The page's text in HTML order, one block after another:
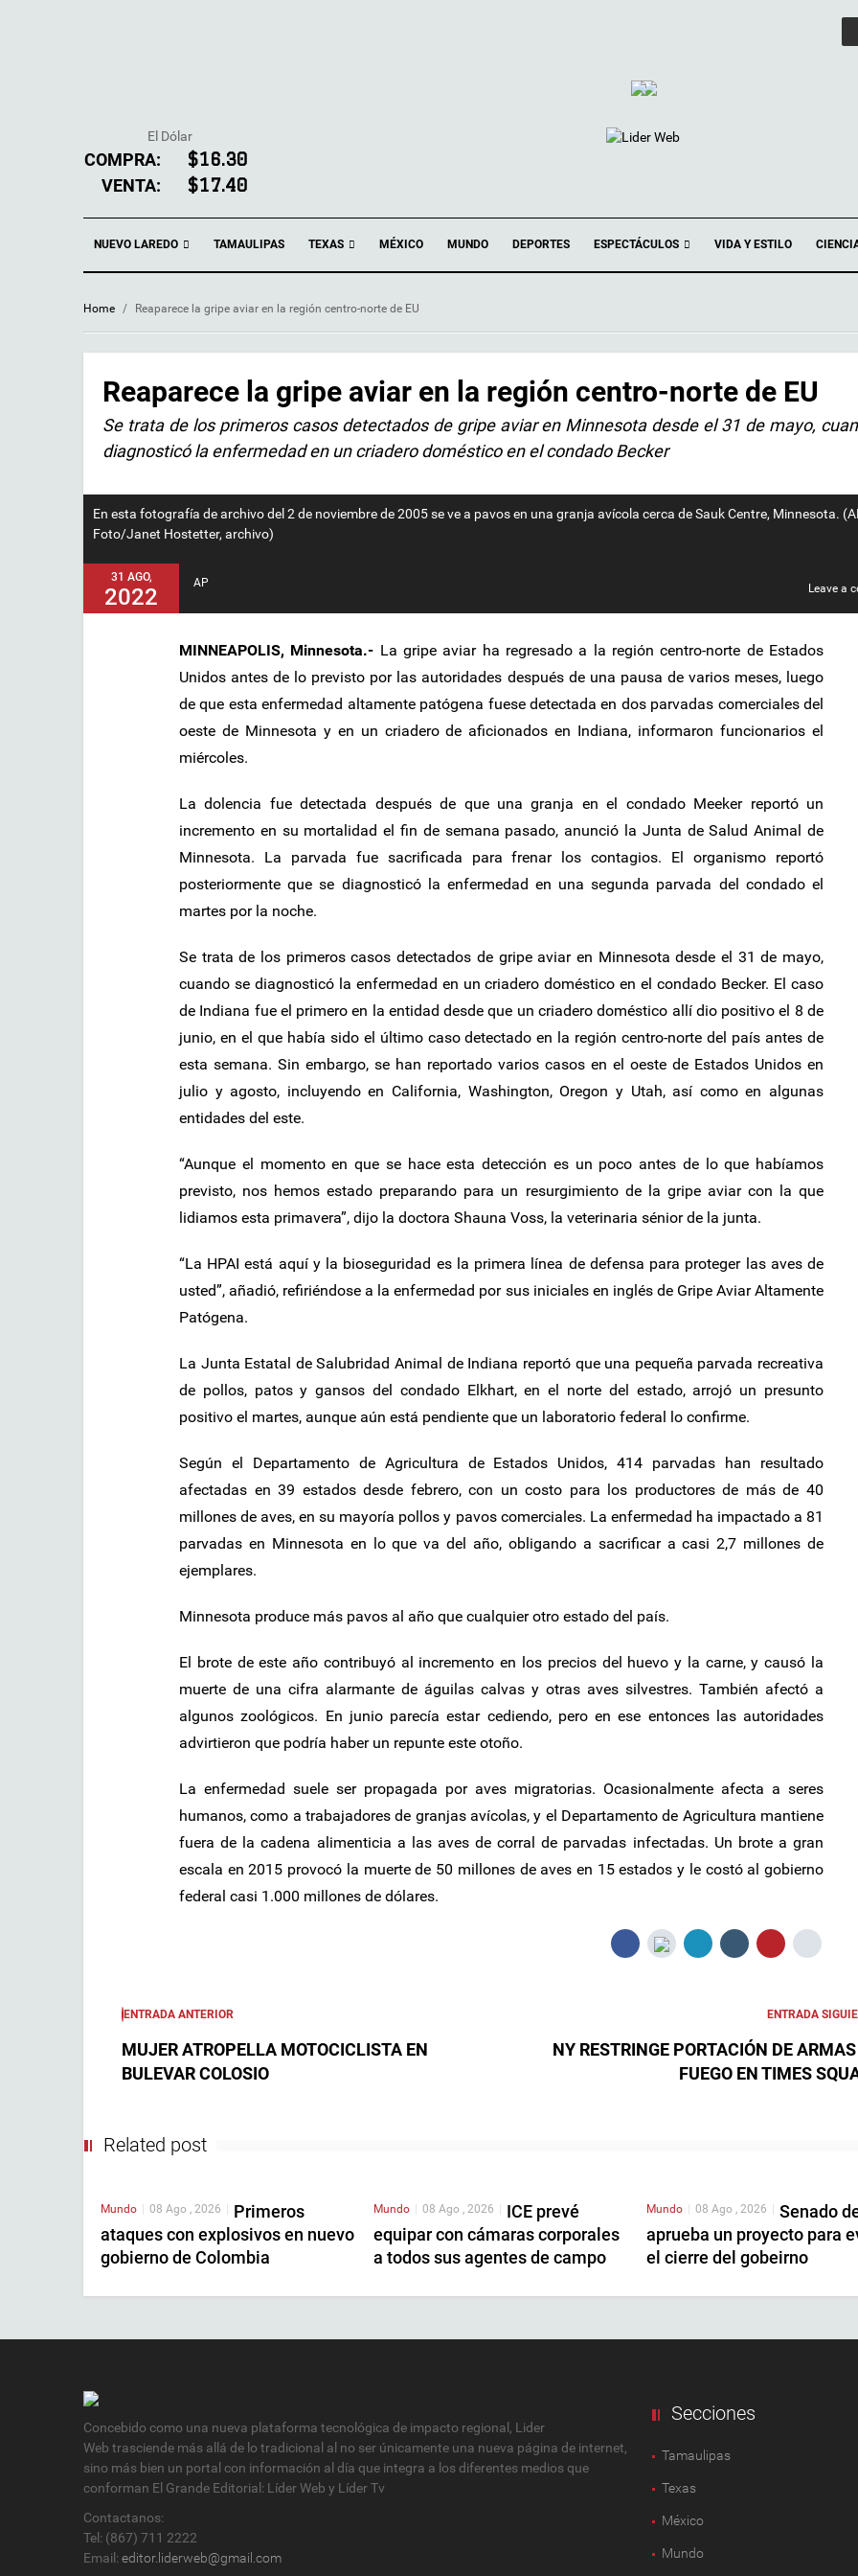
El Dólar
COMPRA: $16.30
VENTA: $17.40
NUEVO LAREDO TAMAULIPAS TEXAS MÉXICO MUNDO DEPORTES ESPECTÁCULOS VIDA Y ESTILO
Home / Reaparece la gripe aviar en la región centro-norte de EU
Reaparece la gripe aviar en la región centro-norte de EU
Se trata de los primeros casos detectados de gripe aviar en Minnesota desde el 31 de mayo,
diagnosticó la enfermedad en un criadero doméstico en el condado Becker
En esta fotografía de archivo del 2 de noviembre de 2005 se ve a pavos en una granja avícola cerca de Sauk Centre, Minnesota.
Foto/Janet Hostetter, archivo)
31 AGO,
2022
AP Leave a
MINNEAPOLIS, Minnesota.- La gripe aviar ha regresado a la región centro-norte de Estados
Unidos antes de lo previsto por las autoridades después de una pausa de varios meses, luego
de que esta enfermedad altamente patógena fuese detectada en dos parvadas comerciales del
oeste de Minnesota y en un criadero de aficionados en Indiana, informaron funcionarios el
miércoles.
La dolencia fue detectada después de que una granja en el condado Meeker reportó un
incremento en su mortalidad el fin de semana pasado, anunció la Junta de Salud Animal de
Minnesota. La parvada fue sacrificada para frenar los contagios. El organismo reportó
posteriormente que se diagnosticó la enfermedad en una segunda parvada del condado el
martes por la noche.
Se trata de los primeros casos detectados de gripe aviar en Minnesota desde el 31 de mayo,
cuando se diagnosticó la enfermedad en un criadero doméstico en el condado Becker. El caso
de Indiana fue el primero en la entidad desde que un criadero doméstico allí dio positivo el 8 de
junio, en el que había sido el último caso detectado en la región centro-norte del país antes de
esta semana. Sin embargo, se han reportado varios casos en el oeste de Estados Unidos en
julio y agosto, incluyendo en California, Washington, Oregon y Utah, así como en algunas
entidades del este.
“Aunque el momento en que se hace esta detección es un poco antes de lo que habíamos
previsto, nos hemos estado preparando para un resurgimiento de la gripe aviar con la que
lidiamos esta primavera”, dijo la doctora Shauna Voss, la veterinaria sénior de la junta.
“La HPAI está aquí y la bioseguridad es la primera línea de defensa para proteger las aves de
usted”, añadió, refiriéndose a la enfermedad por sus iniciales en inglés de Gripe Aviar Altamente
Patógena.
La Junta Estatal de Salubridad Animal de Indiana reportó que una pequeña parvada recreativa
de pollos, patos y gansos del condado Elkhart, en el norte del estado, arrojó un presunto
positivo el martes, aunque aún está pendiente que un laboratorio federal lo confirme.
Según el Departamento de Agricultura de Estados Unidos, 414 parvadas han resultado
afectadas en 39 estados desde febrero, con un costo para los productores de más de 40
millones de aves, en su mayoría pollos y pavos comerciales. La enfermedad ha impactado a 81
parvadas en Minnesota en lo que va del año, obligando a sacrificar a casi 2,7 millones de
ejemplares.
Minnesota produce más pavos al año que cualquier otro estado del país.
El brote de este año contribuyó al incremento en los precios del huevo y la carne, y causó la
muerte de una cifra alarmante de águilas calvas y otras aves silvestres. También afectó a
algunos zoológicos. En junio parecía estar cediendo, pero en ese entonces las autoridades
advirtieron que podría haber un repunte este otoño.
La enfermedad suele ser propagada por aves migratorias. Ocasionalmente afecta a seres
humanos, como a trabajadores de granjas avícolas, y el Departamento de Agricultura mantiene
fuera de la cadena alimenticia a las aves de corral de parvadas infectadas. Un brote a gran
escala en 2015 provocó la muerte de 50 millones de aves en 15 estados y le costó al gobierno
federal casi 1.000 millones de dólares.
ENTRADA ANTERIOR
MUJER ATROPELLA MOTOCICLISTA EN
BULEVAR COLOSIO
ENTRADA
NY RESTRINGE PORTACIÓN DE
FUEGO EN TIMES
Related post
Mundo | 08 Ago , 2026 | Primeros
ataques con explosivos en nuevo
gobierno de Colombia
Mundo | 08 Ago , 2026 | ICE prevé
equipar con cámaras corporales
a todos sus agentes de campo
Mundo | 08 Ago , 2026 | Senado
aprueba un proyecto para
el cierre del gobeirno
Concebido como una nueva plataforma tecnológica de impacto regional, Lider
Web trasciende más allá de lo tradicional al no ser únicamente una nueva página de internet,
sino más bien un portal con información al día que integra a los diferentes medios que
conforman El Grande Editorial: Líder Web y Líder Tv
Contactanos:
Tel: (867) 711 2222
Email: editor.liderweb@gmail.com
Secciones
Tamaulipas
Texas
México
Mundo